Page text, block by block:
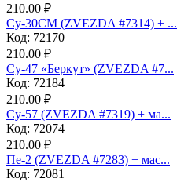
210.00 ₽
Су-30СМ (ZVEZDA #7314) + ...
Код: 72170
210.00 ₽
Су-47 «Беркут» (ZVEZDA #7...
Код: 72184
210.00 ₽
Су-57 (ZVEZDA #7319) + ма...
Код: 72074
210.00 ₽
Пе-2 (ZVEZDA #7283) + мас...
Код: 72081